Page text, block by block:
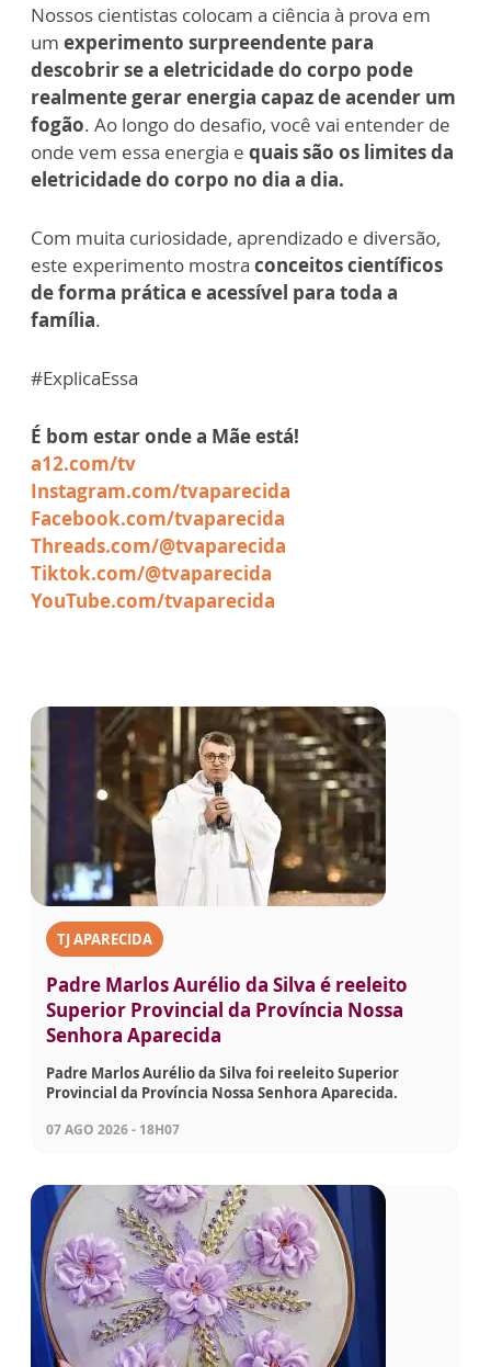
Nossos cientistas colocam a ciência à prova em
um experimento surpreendente para
descobrir se a eletricidade do corpo pode
realmente gerar energia capaz de acender um
fogão. Ao longo do desafio, você vai entender de
onde vem essa energia e quais são os limites da
eletricidade do corpo no dia a dia.
Com muita curiosidade, aprendizado e diversão,
este experimento mostra conceitos científicos
de forma prática e acessível para toda a
família.
#ExplicaEssa
É bom estar onde a Mãe está!
a12.com/tv
Instagram.com/tvaparecida
Facebook.com/tvaparecida
Threads.com/@tvaparecida
Tiktok.com/@tvaparecida
YouTube.com/tvaparecida
TJ APARECIDA
Padre Marlos Aurélio da Silva é reeleito
Superior Provincial da Província Nossa
Senhora Aparecida
Padre Marlos Aurélio da Silva foi reeleito Superior
Provincial da Província Nossa Senhora Aparecida.
07 AGO 2026 - 18H07